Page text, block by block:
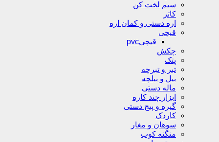
سیم لخت کن
کاتر
اره دستی و کمان اره
قیچی
قیچیpvc
چکش
پتک
تبر و تبرچه
بیل و بیلچه
ماله دستی
ابزار چند کاره
گیره و پیج دستی
کاردک
سوهان و مغار
منگنه کوب